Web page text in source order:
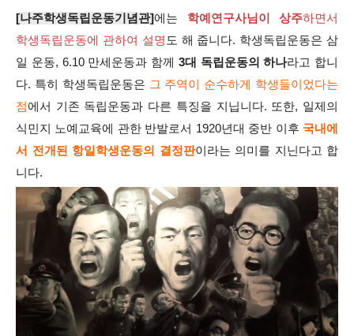
[나주학생독립운동기념관]에는 학예연구사님이 상주하면서
학생독립운동에 관하여 설명 도 해 줍니다. 학생독립운동은 삼
일 운동, 6.10 만세운동과 함께 3대 독립운동의 하나라고 합니
다. 특히 학생독립운동은 그 주역이 순수하게 학생들이었다는
점에서 기존 독립운동과 다른 특징을 지닙니다. 또한, 일제의
식민지 노예교육에 관한 반발로서 1920년대 중반 이후 국내에
서 전개된 항일학생운동의 결정판이라는 의미를 지닌다고 합
니다.